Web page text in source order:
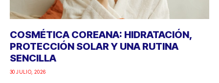
COSMÉTICA COREANA: HIDRATACIÓN,
PROTECCIÓN SOLAR Y UNA RUTINA
SENCILLA
30 JULIO, 2026